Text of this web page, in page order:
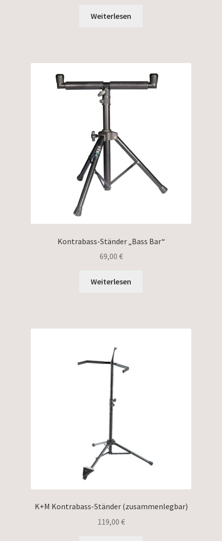
Weiterlesen
Kontrabass-Ständer „Bass Bar“
69,00 €
Weiterlesen
K+M Kontrabass-Ständer (zusammenlegbar)
119,00 €